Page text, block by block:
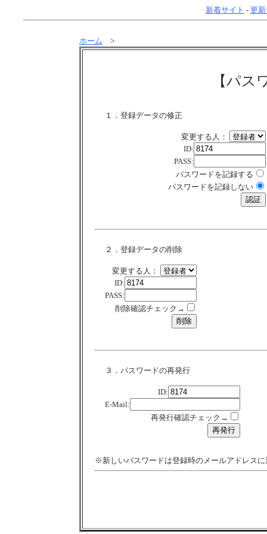
新着サイト - 更
ホーム >
【パス
１．登録データの修正
変更する人：
ID:
PASS:
パスワードを記録する
パスワードを記録しない
２．登録データの削除
変更する人：
ID:
PASS:
削除確認チェック→
３．パスワードの再発行
ID:
E-Mail:
再発行確認チェック→
※新しいパスワードは登録時のメールアドレスに